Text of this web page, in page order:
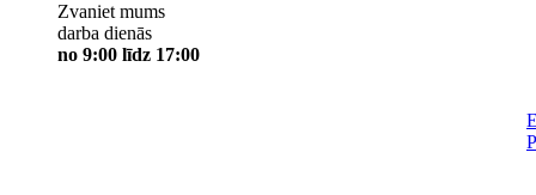
Zvaniet mums
darba dienās
no 9:00 līdz 17:00